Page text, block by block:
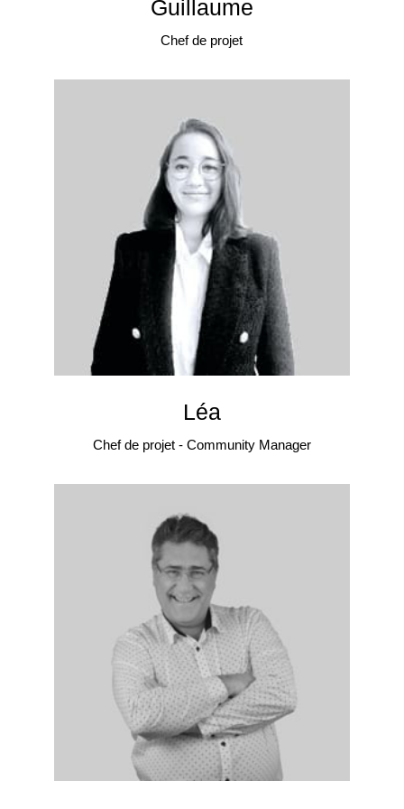
Le souci du détail pour des événements
inoubliables !
Guillaume
Chef de projet
Derrière chaque post, une stratégie.
Léa
Chef de projet - Community Manager